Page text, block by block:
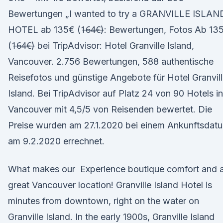
Bewertungen „I wanted to try a GRANVILLE
HOTEL ab 135€ (1̶6̶4̶€̶): Bewertungen, Fotos Ab
(1̶6̶4̶€̶) bei TripAdvisor: Hotel Granville Island,
Vancouver. 2.756 Bewertungen, 588 authentische
Reisefotos und günstige Angebote für Hotel
Island. Bei TripAdvisor auf Platz 24 von 90 Hotels in
Vancouver mit 4,5/5 von Reisenden bewertet. Die
Preise wurden am 27.1.2020 bei einem
am 9.2.2020 errechnet.
What makes our Experience boutique comfort and
great Vancouver location! Granville Island Hotel is
minutes from downtown, right on the water on
Granville Island. In the early 1900s, Granville Island